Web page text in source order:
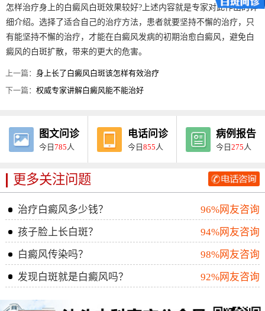
怎样治疗身上的白癜风白斑效果较好?上述内容就是专家对此作出的详
细介绍。选择了适合自己的治疗方法，患者就要坚持不懈的治疗，只
有能坚持不懈的治疗，才能在白癜风发病的初期治愈白癜风，避免白
癜风的白斑扩散，带来的更大的危害。
上一篇： 身上长了白癜风白斑该怎样有效治疗
下一篇：权威专家讲解白癜风能不能治好
图文问诊
今日785 人
电话问诊
今日855 人
病例报告
今日275 人
更多关注问题
治疗白癜风多少钱？
96%网友咨询
孩子脸上长白斑？
94%网友咨询
白癜风传染吗？
98%网友咨询
发现白斑就是白癜风吗？
92%网友咨询